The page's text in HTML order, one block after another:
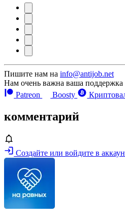
Пишите нам на info@antijob.net
Нам очень важна ваша поддержка
Patreon
Boosty
комментарий
Создайте или войдите в